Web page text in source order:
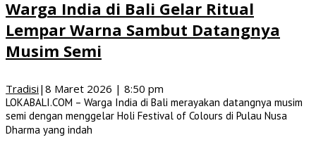
Warga India di Bali Gelar Ritual
Lempar Warna Sambut Datangnya
Musim Semi
Tradisi | 8 Maret 2026 | 8:50 pm
LOKABALI.COM – Warga India di Bali merayakan datangnya musim
semi dengan menggelar Holi Festival of Colours di Pulau Nusa
Dharma yang indah